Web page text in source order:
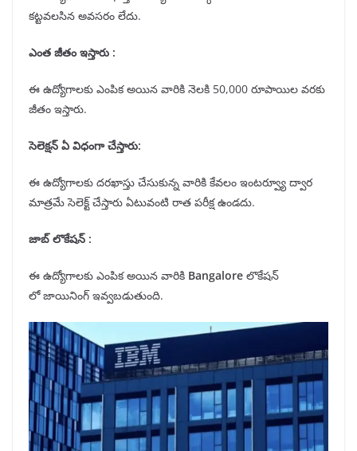
కట్టవలసిన అవసరం లేదు.
ఎంత జీతం ఇస్తారు :
ఈ ఉద్యోగాలకు ఎంపిక అయిన వారికి నెలకి 50,000 రూపాయిల వరకు
జీతం ఇస్తారు.
సెలెక్షన్ ఏ విధంగా చేస్తారు:
ఈ ఉద్యోగాలకు దరఖాస్తు చేసుకున్న వారికి కేవలం ఇంటర్వ్యూ ద్వార
మాత్రమే సెలెక్ట్ చేస్తారు ఏటువంటి రాత పరీక్ష ఉండదు.
జాబ్ లొకేషన్ :
ఈ ఉద్యోగాలకు ఎంపిక అయిన వారికి Bangalore లొకేషన్
లో జాయినింగ్ ఇవ్వబడుతుంది.